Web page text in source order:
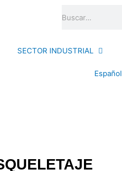
SECTOR INDUSTRIAL
Español